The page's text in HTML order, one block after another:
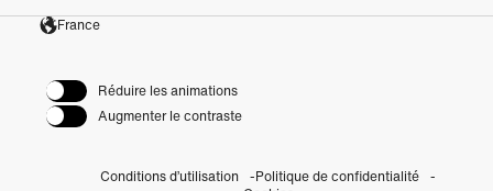
France
Réduire les animations
Augmenter le contraste
Conditions d’utilisation
Politique de confidentialité